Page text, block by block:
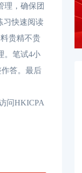
，确保团
习快速阅读
贵精不贵
。笔试4小
答。最后
问HKICPA